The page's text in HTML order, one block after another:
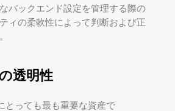
バックエンド設定を管理する際の
ィの柔軟性によって判断および正
透明性
とっても最も重要な資産で